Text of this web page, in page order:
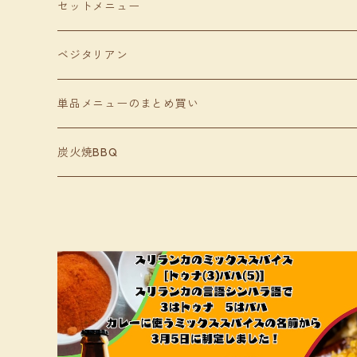
セットメニュー
ベジタリアン
単品メニューのまとめ買い
炭火焼BBQ